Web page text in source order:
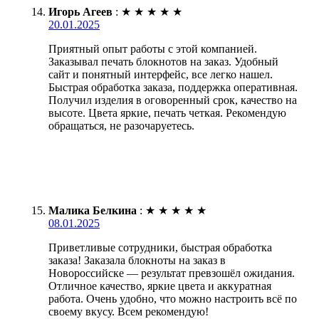
Игорь Агеев : ★ ★ ★ ★ ★
20.01.2025
Приятный опыт работы с этой компанией.
Заказывал печать блокнотов на заказ. Удобный
сайт и понятный интерфейс, все легко нашел.
Быстрая обработка заказа, поддержка оперативная.
Получил изделия в оговоренный срок, качество на
высоте. Цвета яркие, печать четкая. Рекомендую
обращаться, не разочаруетесь.
Малика Белкина : ★ ★ ★ ★ ★
08.01.2025
Приветливые сотрудники, быстрая обработка
заказа! Заказала блокноты на заказ в
Новороссийске — результат превзошёл ожидания.
Отличное качество, яркие цвета и аккуратная
работа. Очень удобно, что можно настроить всё по
своему вкусу. Всем рекомендую!